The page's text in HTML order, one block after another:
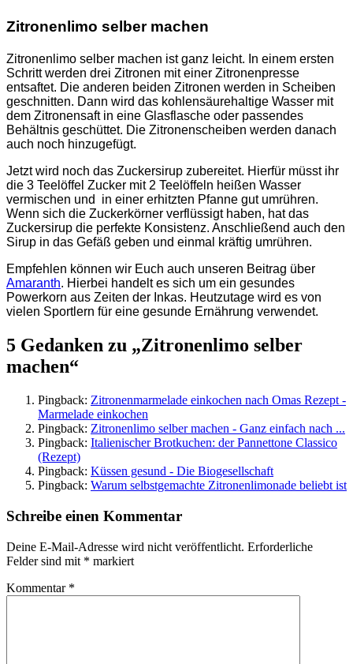
Zitronenlimo selber machen
Zitronenlimo selber machen ist ganz leicht. In einem ersten
Schritt werden drei Zitronen mit einer Zitronenpresse
entsaftet. Die anderen beiden Zitronen werden in Scheiben
geschnitten. Dann wird das kohlensäurehaltige Wasser mit
dem Zitronensaft in eine Glasflasche oder passendes
Behältnis geschüttet. Die Zitronenscheiben werden danach
auch noch hinzugefügt.
Jetzt wird noch das Zuckersirup zubereitet. Hierfür müsst ihr
die 3 Teelöffel Zucker mit 2 Teelöffeln heißen Wasser
vermischen und in einer erhitzten Pfanne gut umrühren.
Wenn sich die Zuckerkörner verflüssigt haben, hat das
Zuckersirup die perfekte Konsistenz. Anschließend auch den
Sirup in das Gefäß geben und einmal kräftig umrühren.
Empfehlen können wir Euch auch unseren Beitrag über
Amaranth. Hierbei handelt es sich um ein gesundes
Powerkorn aus Zeiten der Inkas. Heutzutage wird es von
vielen Sportlern für eine gesunde Ernährung verwendet.
5 Gedanken zu „Zitronenlimo selber
machen“
Pingback: Zitronenmarmelade einkochen nach Omas Rezept -
Marmelade einkochen
Pingback: Zitronenlimo selber machen - Ganz einfach nach ...
Pingback: Italienischer Brotkuchen: der Pannettone Classico
(Rezept)
Pingback: Küssen gesund - Die Biogesellschaft
Pingback: Warum selbstgemachte Zitronenlimonade beliebt ist
Schreibe einen Kommentar
Deine E-Mail-Adresse wird nicht veröffentlicht. Erforderliche
Felder sind mit * markiert
Kommentar *